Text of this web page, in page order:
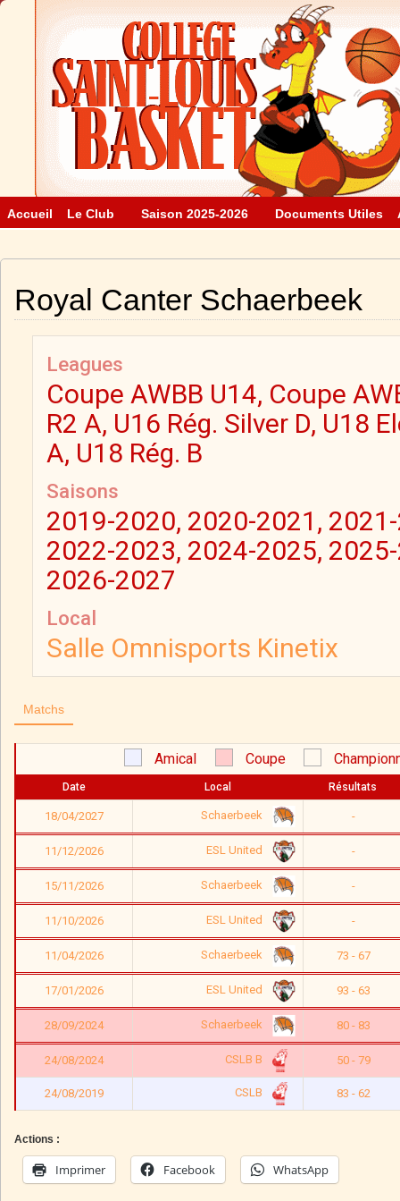
Accueil Le Club Saison 2025-2026 Documents Utiles
Royal Canter Schaerbeek
Leagues
Coupe AWBB U14, Coupe
R2 A, U16 Rég. Silver D, U18
A, U18 Rég. B
Saisons
2019-2020, 2020-2021,
2022-2023, 2024-2025,
2026-2027
Local
Salle Omnisports Kinetix
Matchs
Amical Coupe
Date Local Résultats
18/04/2027 Schaerbeek -
11/12/2026 ESL United -
15/11/2026 Schaerbeek -
11/10/2026 ESL United -
11/04/2026 Schaerbeek 73 - 67
17/01/2026 ESL United 93 - 63
28/09/2024 Schaerbeek 80 - 83
24/08/2024 CSLB B 50 - 79
24/08/2019 CSLB 83 - 62
Actions :
Imprimer Facebook WhatsApp